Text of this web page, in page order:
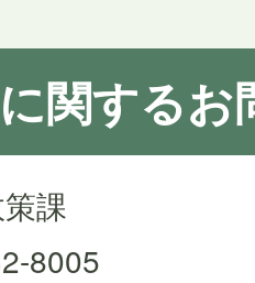
関するお
課
8005